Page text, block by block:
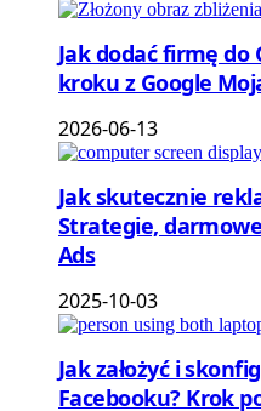
Jak dodać firmę do
kroku z Google
2026-06-13
Jak skutecznie
Strategie,
Ads
2025-10-03
Jak założyć i
Facebooku? Krok